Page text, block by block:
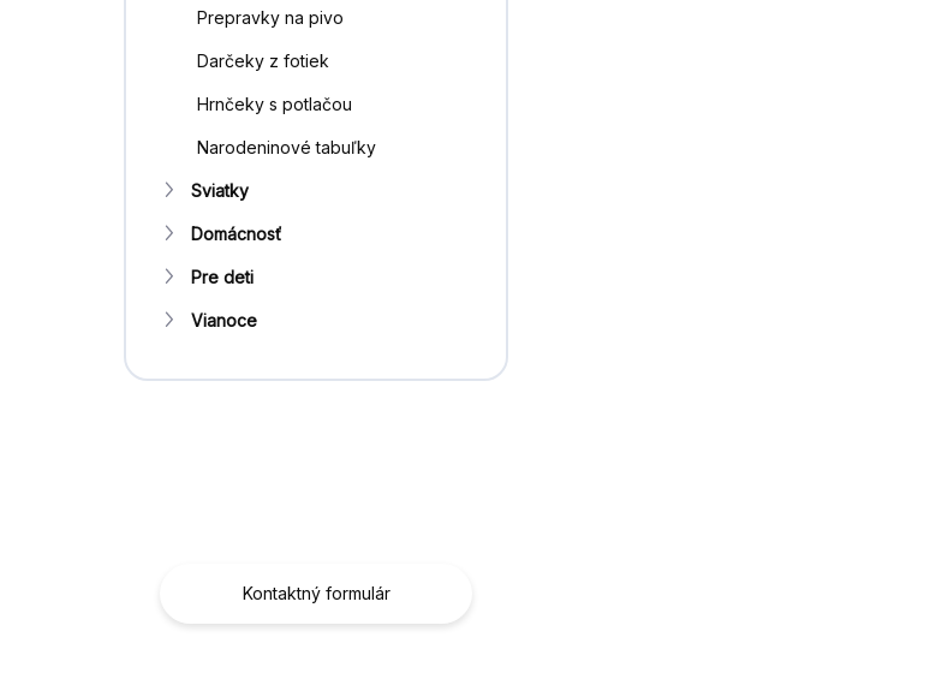
Prepravky na pivo
Darčeky z fotiek
Hrnčeky s potlačou
Narodeninové tabuľky
Sviatky
Domácnosť
Pre deti
Vianoce
Kontaktný formulár